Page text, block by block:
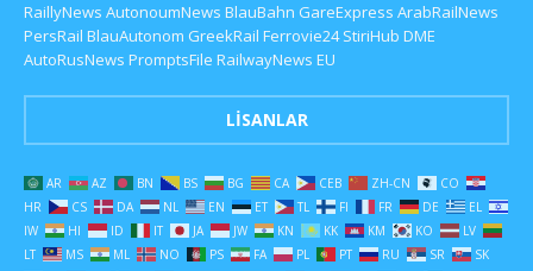
RaillyNews AutonoumNews BlauBahn GareExpress ArabRailNews
PersRail BlauAutonom GreekRail Ferrovie24 StiriHub DME
AutoRusNews PromptsFile RailwayNews EU
LISANLAR
AR AZ BN BS BG CA CEB ZH-CN
CO
HR
CS DA NL EN ET TL FI FR DE
EL
IW
HI ID IT JA JW KN KK KM KO
LV
LT
MS ML NO PS FA PL PT RU SR
SK